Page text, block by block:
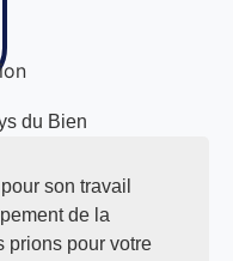
du Bien
son travail
de la
prions pour votre